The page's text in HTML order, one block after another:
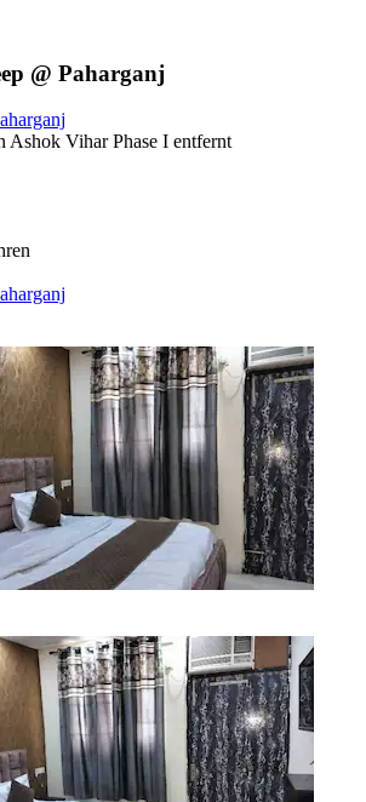
@ Paharganj
Ashok Vihar Phase I entfernt